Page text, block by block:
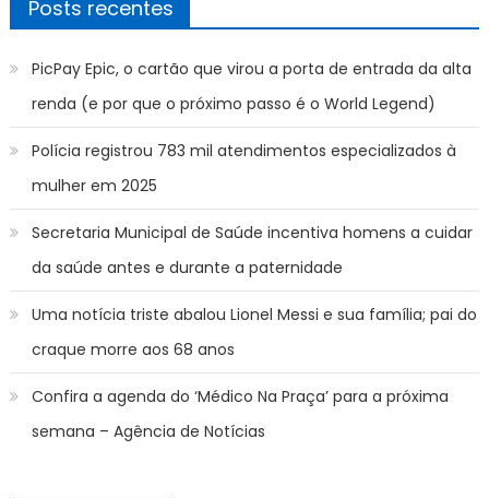
Posts recentes
PicPay Epic, o cartão que virou a porta de entrada da alta
renda (e por que o próximo passo é o World Legend)
Polícia registrou 783 mil atendimentos especializados à
mulher em 2025
Secretaria Municipal de Saúde incentiva homens a cuidar
da saúde antes e durante a paternidade
Uma notícia triste abalou Lionel Messi e sua família; pai do
craque morre aos 68 anos
Confira a agenda do ‘Médico Na Praça’ para a próxima
semana – Agência de Notícias